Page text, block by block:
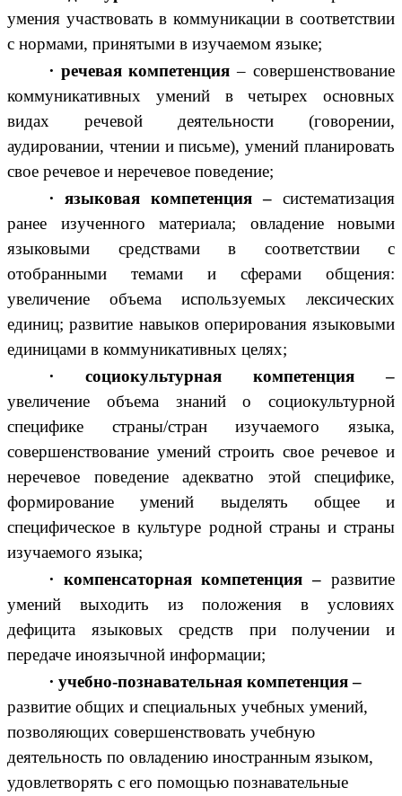
умения участвовать в коммуникации в соответствии
с нормами, принятыми в изучаемом языке;
∙ речевая компетенция – совершенствование
коммуникативных умений в четырех основных
видах речевой деятельности (говорении,
аудировании, чтении и письме), умений планировать
свое речевое и неречевое поведение;
∙ языковая компетенция – систематизация
ранее изученного материала; овладение новыми
языковыми средствами в соответствии с
отобранными темами и сферами общения:
увеличение объема используемых лексических
единиц; развитие навыков оперирования языковыми
единицами в коммуникативных целях;
∙ социокультурная компетенция –
увеличение объема знаний о социокультурной
специфике страны/стран изучаемого языка,
совершенствование умений строить свое речевое и
неречевое поведение адекватно этой специфике,
формирование умений выделять общее и
специфическое в культуре родной страны и страны
изучаемого языка;
∙ компенсаторная компетенция – развитие
умений выходить из положения в условиях
дефицита языковых средств при получении и
передаче иноязычной информации;
∙ учебно-познавательная компетенция –
развитие общих и специальных учебных умений,
позволяющих совершенствовать учебную
деятельность по овладению иностранным языком,
удовлетворять с его помощью познавательные